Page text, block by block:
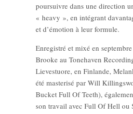
poursuivre dans une direction
« heavy », en intégrant
et d’émotion à leur formule.
Enregistré et mixé en
Brooke au Tonehaven
Lievestuore, en Finlande,
été masterisé par Will
Bucket Full Of Teeth),
son travail avec Full Of Hell ou